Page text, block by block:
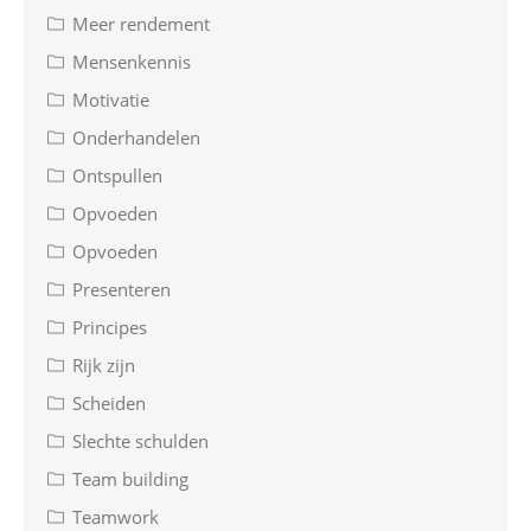
Meer rendement
Mensenkennis
Motivatie
Onderhandelen
Ontspullen
Opvoeden
Opvoeden
Presenteren
Principes
Rijk zijn
Scheiden
Slechte schulden
Team building
Teamwork